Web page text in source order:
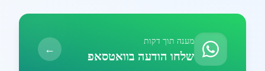
מענה תוך דקות
שלחו הודעה בוואטסאפ ←